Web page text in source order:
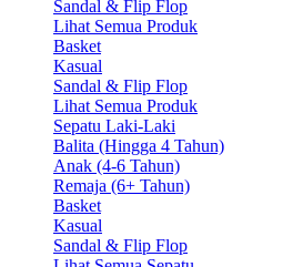
Sandal & Flip Flop
Lihat Semua Produk
Basket
Kasual
Sandal & Flip Flop
Lihat Semua Produk
Sepatu Laki-Laki
Balita (Hingga 4 Tahun)
Anak (4-6 Tahun)
Remaja (6+ Tahun)
Basket
Kasual
Sandal & Flip Flop